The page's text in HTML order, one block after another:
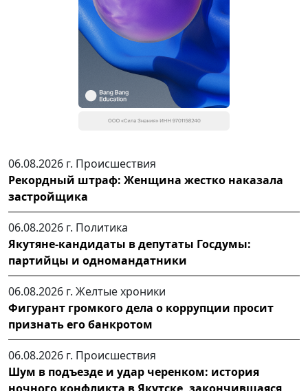
06.08.2026 г. Происшествия
Рекордный штраф: Женщина жестко наказала
застройщика
06.08.2026 г. Политика
Якутяне-кандидаты в депутаты Госдумы:
партийцы и одномандатники
06.08.2026 г. Желтые хроники
Фигурант громкого дела о коррупции просит
признать его банкротом
06.08.2026 г. Происшествия
Шум в подъезде и удар черенком: история